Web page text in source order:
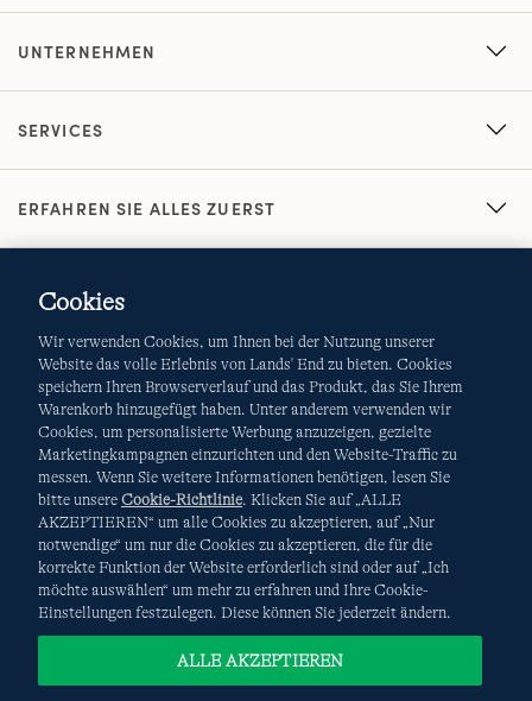
UNTERNEHMEN
SERVICES
ERFAHREN SIE ALLES ZUERST
AGB Datenschutz & Sicherheit
Cookies-Ich möchte auswählen Site Map
Internationale Websites
Diese Website ist durch reCAPTCHA geschützt. Es gelten die
DatenschutzerklärungundNutzungsbedingungen
Google.
Cookies
Wir verwenden Cookies, um Ihnen bei der Nutzung unserer
Website das volle Erlebnis von Lands' End zu bieten. Cookies
speichern Ihren Browserverlauf und das Produkt, das Sie Ihrem
Warenkorb hinzugefügt haben. Unter anderem verwenden wir
Cookies, um personalisierte Werbung anzuzeigen, gezielte
Marketingkampagnen einzurichten und den Website-Traffic zu
messen. Wenn Sie weitere Informationen benötigen, lesen Sie
bitte unsere Cookie-Richtlinie. Klicken Sie auf „ALLE
AKZEPTIEREN“ um alle Cookies zu akzeptieren, auf „Nur
notwendige“ um nur die Cookies zu akzeptieren, die für die
korrekte Funktion der Website erforderlich sind oder auf „Ich
möchte auswählen“ um mehr zu erfahren und Ihre Cookie-
Einstellungen festzulegen. Diese können Sie jederzeit ändern.
ALLE AKZEPTIEREN